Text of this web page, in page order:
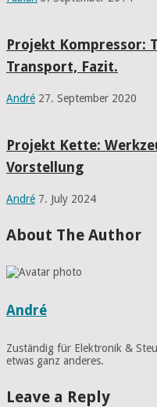
Projekt Kompressor:
Transport, Fazit.
André 27. September 2020
Projekt Kette:
Vorstellung
André 7. July 2024
About The Author
André
Zuständig für Elektronik &
etwas ganz anderes.
Leave a Reply